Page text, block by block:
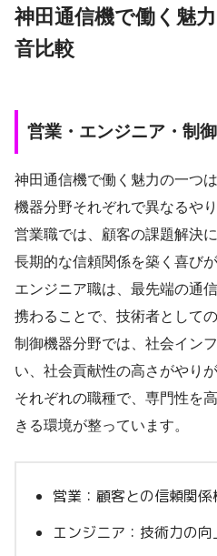
神田通信機で働く魅
音比較
営業・エンジニア・制
神田通信機で働く魅力の一つ
機器分野それぞれで異なるや
営業職では、顧客の課題解決
長期的な信頼関係を築く喜びが
エンジニア職は、最先端の通
携わることで、技術者として
制御機器分野では、社会イン
い、社会貢献性の高さがやり
それぞれの職種で、専門性を
きる環境が整っています。
営業：顧客との信頼関係
エンジニア：技術力の向